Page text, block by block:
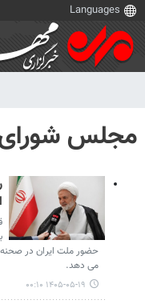
مجلس
حضور ملت ایران در صحنه،
می دهد.
۱۴۰۵-۰۵-۱۹ ۰۰:۱۰